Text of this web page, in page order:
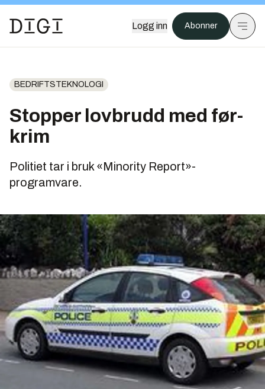
Logg inn Abonner
BEDRIFTSTEKNOLOGI
Stopper lovbrudd med før-
krim
Politiet tar i bruk «Minority Report»-
programvare.